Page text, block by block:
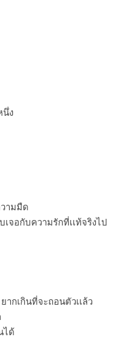
นึ่ง
ามมืด
จอกับความรักที่เเท้จริงไป
ากเกินที่จะถอนตัวเเล้ว
ได้